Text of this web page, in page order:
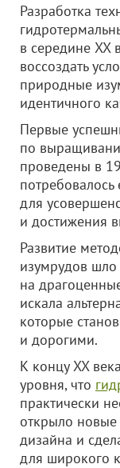
Разработка
в середине XX
воссоздать
природные
идентичного
Первые
по
проведены в
для
и достижения
Развитие
изумрудов
на
искала
которые
и дорогими.
К концу XX
уровня, что
практически
открыло
дизайна и
для широкого